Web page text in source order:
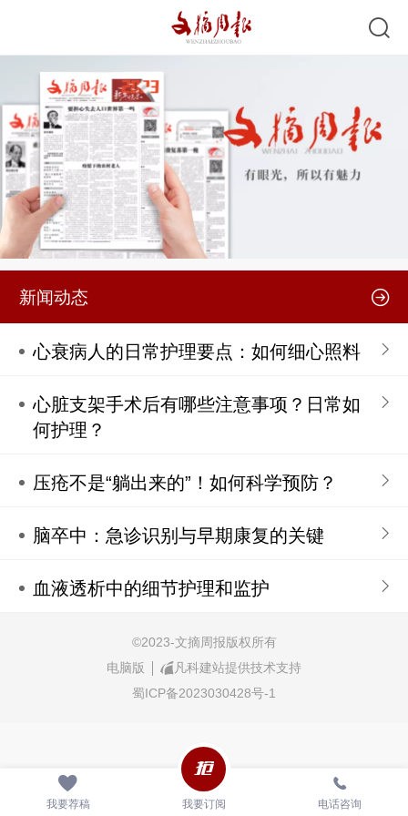
新闻动态
心衰病人的日常护理要点：如何细心照料
心脏支架手术后有哪些注意事项？日常如
何护理？
压疮不是“躺出来的”！如何科学预防？
脑卒中：急诊识别与早期康复的关键
血液透析中的细节护理和监护
©2023-文摘周报版权所有
电脑版
凡科建站提供技术支持
蜀ICP备2023030428号-1
我要荐稿 我要订阅 电话咨询